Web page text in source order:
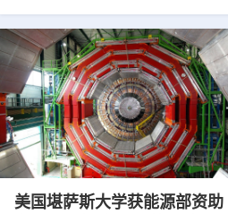
于《自然通讯》。随着计算机芯片尺寸
不断缩小、功率密度持续提高，器件过
热正成为限制性能提升的重要因素。传
统热流测量方法在面对真实电子器件的
多层结构时存在局限，例如常用的时域
热反射法难以区分不同材料层中的热传
输情况，红外成像等方法也难以在微小
尺度上捕捉快速变化。为解决这一问
题...
美国堪萨斯大学获能源部资助